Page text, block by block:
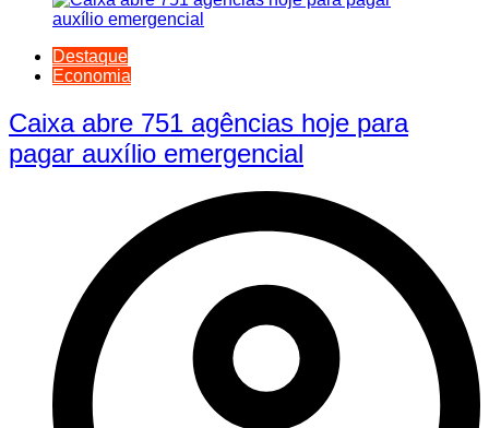
Destaque
Economia
Caixa abre 751 agências hoje para
pagar auxílio emergencial